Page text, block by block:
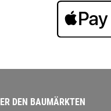
DEN BAUMÄRKTEN